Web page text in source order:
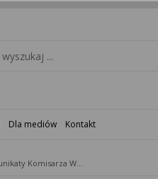
Dla mediów Kontakt
Komunikaty Komisarza Wyborczego